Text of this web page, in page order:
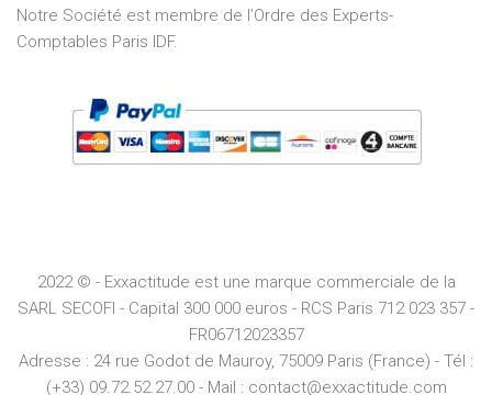
Notre Société est membre de l’Ordre des Experts-
Comptables Paris IDF.
2022 © - Exxactitude est une marque commerciale de la
SARL SECOFI - Capital 300 000 euros - RCS Paris 712 023 357 -
FR06712023357
Adresse : 24 rue Godot de Mauroy, 75009 Paris (France) - Tél :
(+33) 09.72.52.27.00 - Mail : contact@exxactitude.com